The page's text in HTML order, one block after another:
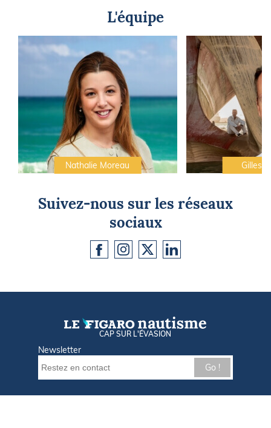
L'équipe
Nathalie Moreau Gilles
Suivez-nous sur les réseaux
sociaux
CAP SUR L'ÉVASION
Newsletter
Go !